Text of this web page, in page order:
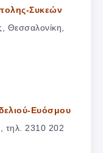
Συκεών
Θεσσαλονίκη,
Ευόσμου
τηλ. 2310 202